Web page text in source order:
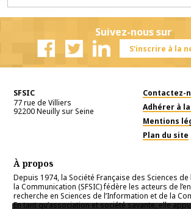
Suivez-nous sur
S'inscrire à la
SFSIC
77 rue de Villiers
92200Neuilly sur Seine
Contactez-
Adhérer à la
Mentions
Plan du site
À propos
Depuis 1974, la Société Française des Sciences
la Communication (SFSIC) fédère les acteurs de
recherche en Sciences de l’Information et de la
En tant qu’association et société savante, elle